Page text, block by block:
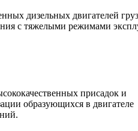
дизельных двигателей
с тяжелыми режимами
присадок и
образующихся в двигателе